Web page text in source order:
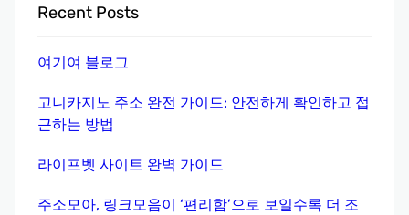
Recent Posts
여기여 블로그
고니카지노 주소 완전 가이드: 안전하게 확인하고 접
근하는 방법
라이프벳 사이트 완벽 가이드
주소모아, 링크모음이 ‘편리함’으로 보일수록 더 조